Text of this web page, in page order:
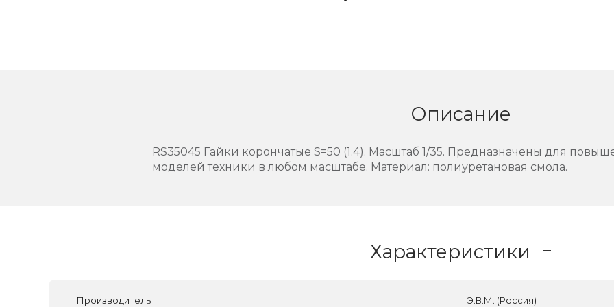
Описание
RS35045 Гайки корончатые S=50 (1.4). Масштаб 1/35. Предназначены для
моделей техники в любом масштабе. Материал: полиуретановая смола.
Характеристики
Производитель Э.В.М. (Россия)